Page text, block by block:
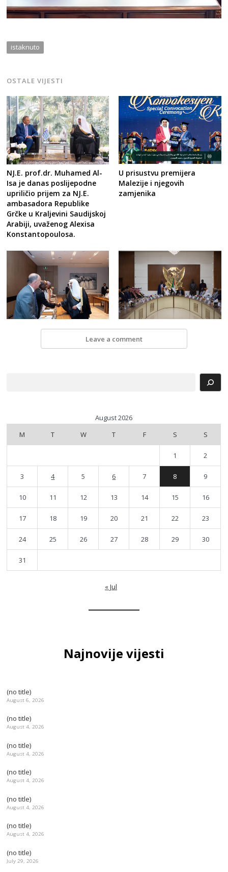
istaknuto
OSTALE VIJESTI
NJ.E. prof.dr. Muhamed Al-
Isa je danas poslijepodne
upriličio prijem za NJ.E.
ambasadora Republike
Grčke u Kraljevini Saudijskoj
Arabiji, uvaženog Alexisa
Konstantopoulosa.
U prisustvu premijera
Malezije i njegovih
zamjenika
Leave a comment
August 2026
M
T W T F S S
1 2
3 4 5 6 7 8 9
10 11 12 13 14 15 16
17 18 19 20 21 22 23
24 25 26 27 28 29 30
31
« Jul
Najnovije vijesti
(no title)
August 6, 2026
(no title)
August 4, 2026
(no title)
August 4, 2026
(no title)
August 4, 2026
(no title)
August 4, 2026
(no title)
August 4, 2026
(no title)
July 29, 2026